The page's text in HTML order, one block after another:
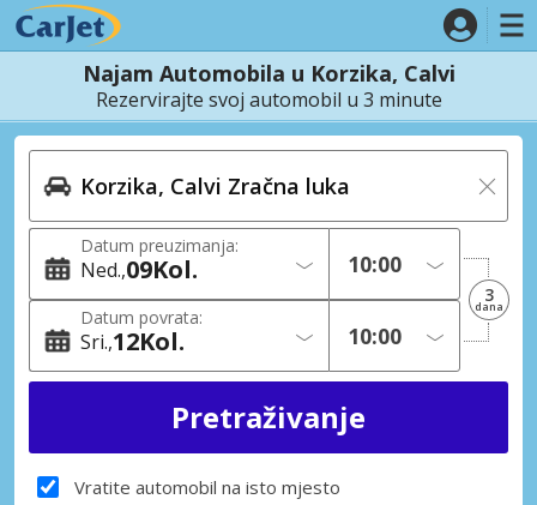
Najam Automobila u Korzika, Calvi
Rezervirajte svoj automobil u 3 minute
Datum preuzimanja:
Ned. 09Kol.
Datum povrata:
Sri. 12Kol.
3
dana
Vratite automobil na isto mjesto